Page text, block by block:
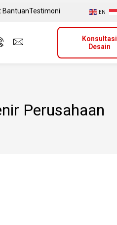
BantuanTestimoni EN
Konsultasi
Desain
Perusahaan